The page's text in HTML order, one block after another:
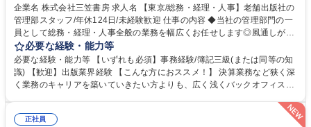
企業名 株式会社三笠書房 求人名 【東京/総務・経理・人事】老舗出版社の
管理部スタッフ/年休124日/未経験歓迎 仕事の内容 ◆当社の管理部門の一
員として総務・経理・人事全般の業務を幅広くお任せします◎風通しが良
く、社員一人ひとりの意思を尊重する社風です。気軽に相談し合える環境
で幅広いバックオフィス業務を習得いただきます。 具体的には■総務：備
品補充、採用に関するスケジュール調整など■経理；経費精算、入出金管
理、提示支払業務、問い合わせ対応など。 社員とのコミュニケーションを
は幅広い業務に携わり、意見やアイデアなど積極的に発信しやすい環境で
す。 募集職種 【東京/総務・経理・人事】老舗出版社の管理部スタッフ/年
必要な経験・能力等
必要な経験・能力等 【いずれも必須】事務経験/簿記三級(または同等の知
識) 【歓迎】出版業界経験 【こんな方におススメ！】 決算業務など狭く深
く業務のキャリアを築いていきたい方よりも、広く浅くバックオフィスの
正社員